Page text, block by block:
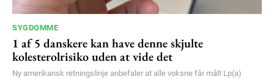
SYGDOMME
1 af 5 danskere kan have denne skjulte
kolesterolrisiko uden at vide det
Ny amerikansk retningslinje anbefaler at alle voksne får målt Lp(a)